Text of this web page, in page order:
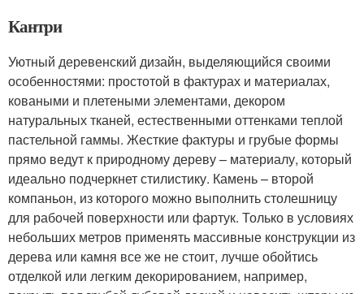
Кантри
Уютный деревенский дизайн, выделяющийся своими
особенностями: простотой в фактурах и материалах,
коваными и плетеными элементами, декором
натуральных тканей, естественными оттенками теплой
пастельной гаммы. Жесткие фактуры и грубые формы
прямо ведут к природному дереву – материалу, который
идеально подчеркнет стилистику. Камень – второй
компаньон, из которого можно выполнить столешницу
для рабочей поверхности или фартук. Только в условиях
небольших метров применять массивные конструкции из
дерева или камня все же не стоит, лучше обойтись
отделкой или легким декорированием, например,